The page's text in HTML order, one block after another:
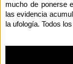
mucho de ponerse
las evidencia
la ufología. Todos